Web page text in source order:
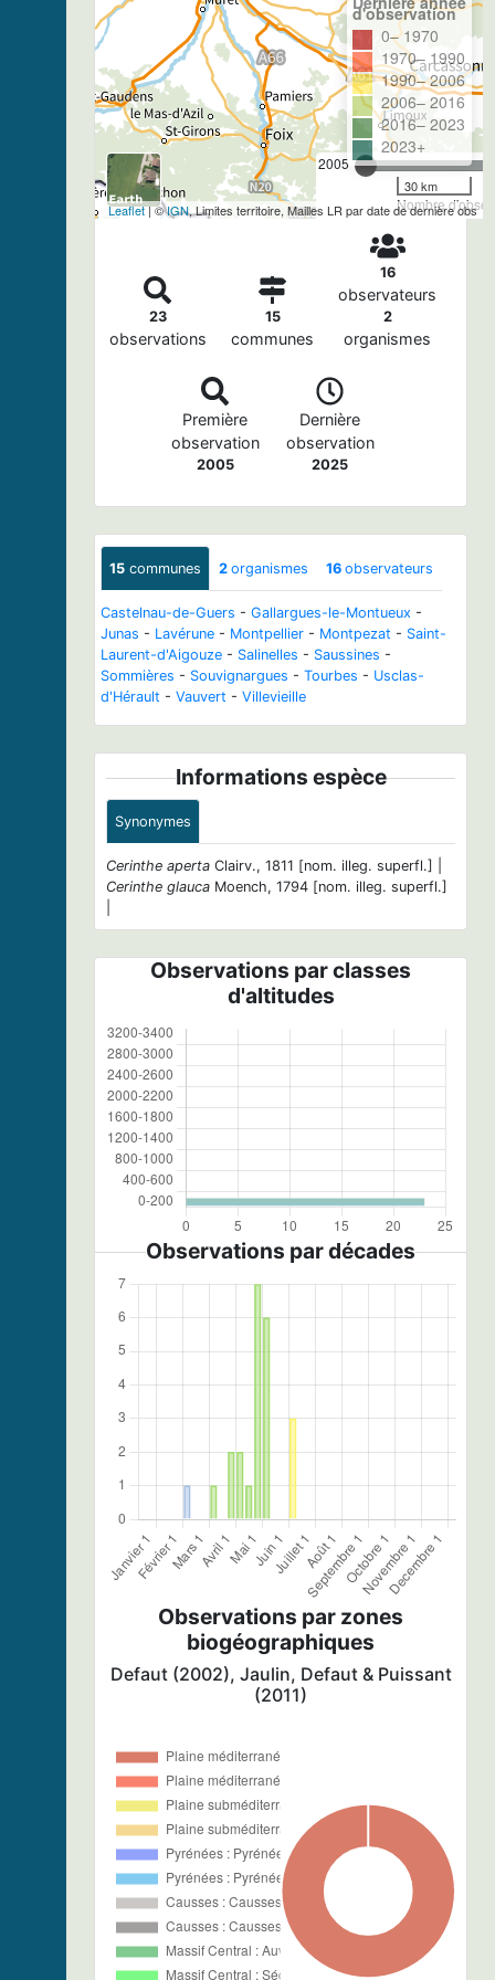
2005
Nombre
d'observation
0– 1970
1970– 1990
1990– 2006
2006– 2016
2016– 2023
2023+
30 km
Leaflet| ©IGN, Limites territoire, Mailles LR par date de dernière obs
23
observations
15
communes
16
observateurs
2
organismes
Première
observation
2005
Dernière
observation
2025
15 communes 2 organismes 16 observateurs
Castelnau-de-Guers - Gallargues-le-Montueux -
Junas - Lavérune - Montpellier - Montpezat - Saint-
Laurent-d'Aigouze - Salinelles - Saussines -
Sommières - Souvignargues - Tourbes - Usclas-
d'Hérault - Vauvert - Villevieille
Informations espèce
Synonymes
Cerinthe aperta Clairv., 1811 [nom. illeg. superfl.] |
Cerinthe glauca Moench, 1794 [nom. illeg. superfl.]
Observations par classes
d'altitudes
Observations par décades
Observations par zones
biogéographiques
Defaut (2002), Jaulin, Defaut & Puissant
(2011)